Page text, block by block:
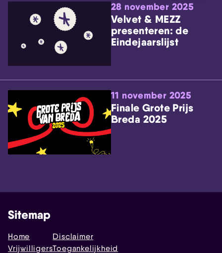
28 november 2025
Velvet & MEZZ
presenteren: de
Eindejaarslijst
11 november 2025
Finale Grote Prijs
Breda 2025
Sitemap
Home
Vrijwilligers
Disclaimer
Toegankelijkheid